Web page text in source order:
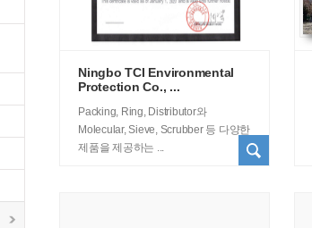
Ningbo TCI Environmental
Protection Co., ...
Packing, Ring, Distributor와
Molecular, Sieve, Scrubber 등 다양한
제품을 제공하는 ...